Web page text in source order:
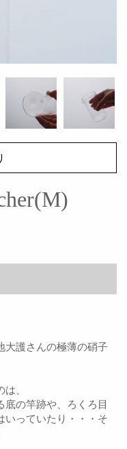
大護さんの極薄の硝子
、
の竿跡や、ろくろ目
いっていたり・・・そ